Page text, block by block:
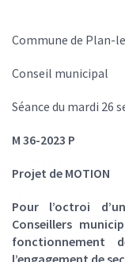
Commune de Plan-
Conseil municipal
Séance du mardi 26
M 36-2023 P
Projet de MOTION
Pour l’octroi
Conseillers
fonctionnement
l’engagement de